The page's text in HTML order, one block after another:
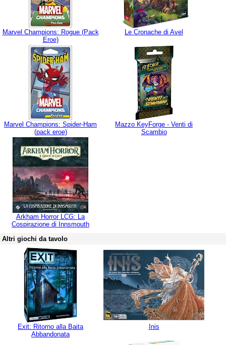
Marvel Champions: Rogue (Pack
Eroe)
Le Cronache di Avel
Marvel Champions: Spider-Ham
(pack eroe)
Mazzo KeyForge - Venti di
Scambio
Arkham Horror LCG: La
Cospirazione di Innsmouth
Altri giochi da tavolo
Exit: Ritorno alla Baita
Abbandonata
Inis